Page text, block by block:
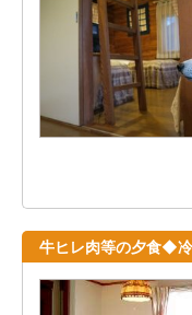
牛ヒレ肉等の夕食◆